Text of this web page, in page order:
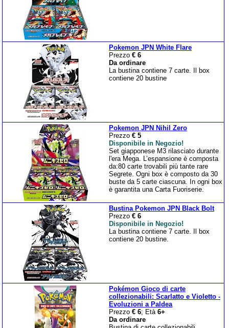
Pokemon JPN White Flare
Prezzo € 6
Da ordinare
La bustina contiene 7 carte. Il box
contiene 20 bustine
Pokemon JPN Nihil Zero
Prezzo € 5
Disponibile in Negozio!
Set giapponese M3 rilasciato durante
l'era Mega. L’espansione è composta
da:80 carte trovabili più tante rare
Segrete. Ogni box è composto da 30
buste da 5 carte ciascuna. In ogni box
è garantita una Carta Fuoriserie.
Bustina Pokemon JPN Black Bolt
Prezzo € 6
Disponibile in Negozio!
La bustina contiene 7 carte. Il box
contiene 20 bustine.
Pokémon Gioco di carte
collezionabili: Scarlatto e Violetto -
Evoluzioni a Paldea
Prezzo € 6; Età 6+
Da ordinare